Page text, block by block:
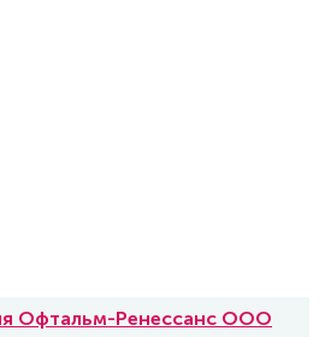
Офтальм-Ренессанс ООО